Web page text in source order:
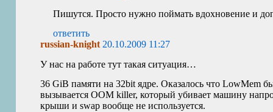
Пишутся. Просто нужно поймать вдохновение и
ответить
russian-knight20.10.2009 11:27
У нас на работе тут такая ситуация…
36 GiB памяти на 32bit ядре. Оказалось что LowMem
вызываетсяOOM killer, который убивает машину
крыши и swap вообще не используется.